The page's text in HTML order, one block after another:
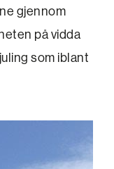
gjennom
på vidda
som iblant